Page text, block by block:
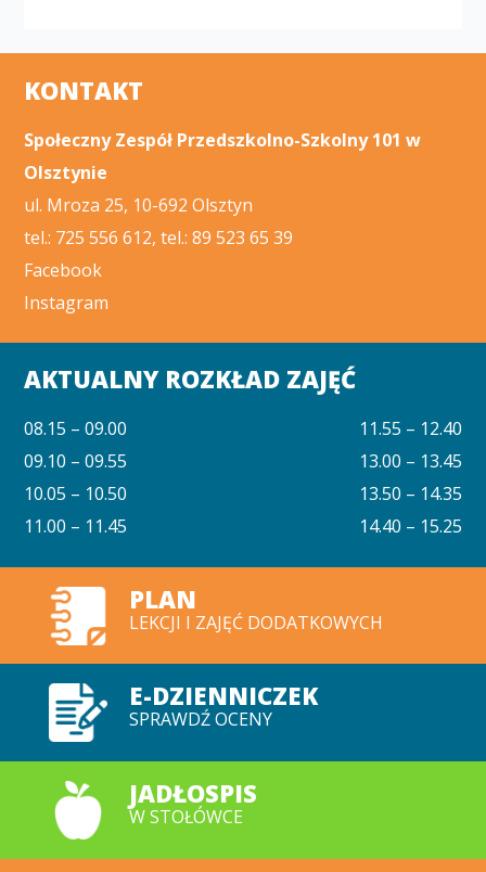
KONTAKT
Społeczny Zespół Przedszkolno-Szkolny 101 w
Olsztynie
ul. Mroza 25, 10-692 Olsztyn
tel.: 725 556 612, tel.: 89 523 65 39
Facebook
Instagram
AKTUALNY ROZKŁAD ZAJĘĆ
08.15 – 09.00
09.10 – 09.55
10.05 – 10.50
11.00 – 11.45
11.55 – 12.40
13.00 – 13.45
13.50 – 14.35
14.40 – 15.25
PLAN
LEKCJI I ZAJĘĆ DODATKOWYCH
E-DZIENNICZEK
SPRAWDŹ OCENY
JADŁOSPIS
W STOŁÓWCE